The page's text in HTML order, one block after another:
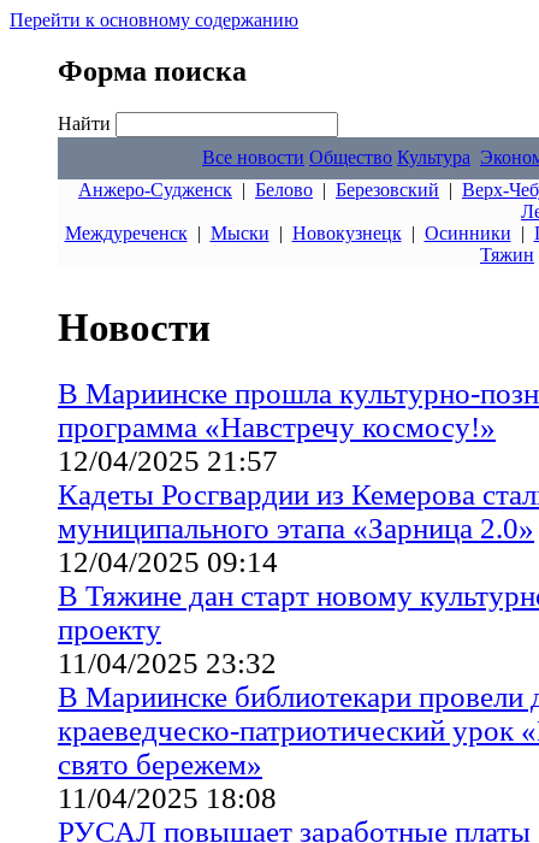
Перейти к основному содержанию
Форма поиска
Найти
Все новости Общество Культура
Анжеро-Судженск | Белово | Березовский | Верх-
Междуреченск| Мыски | Новокузнецк| Осинники |
Тяжин
Новости
В Мариинске прошла культурно-
программа «Навстречу космосу!»
12/04/2025 21:57
Кадеты Росгвардии из Кемерова
муниципального этапа «Зарница 2.0»
12/04/2025 09:14
В Тяжине дан старт новому
проекту
11/04/2025 23:32
В Мариинске библиотекари провели
краеведческо-патриотический урок
свято бережем»
11/04/2025 18:08
РУСАЛ повышает заработные платы